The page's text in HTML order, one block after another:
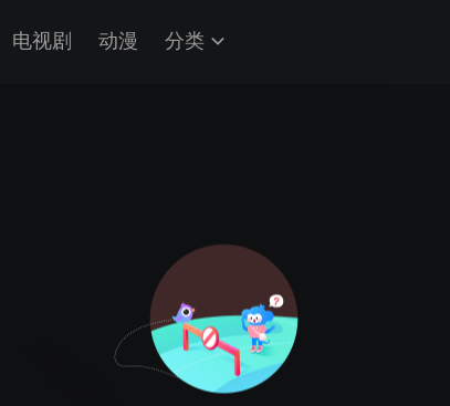
电视剧 动漫 分类